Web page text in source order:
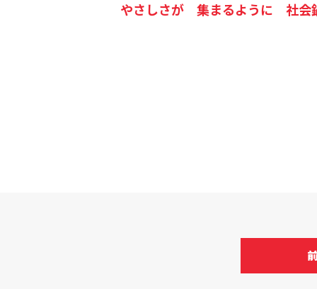
やさしさが 集まるように 社